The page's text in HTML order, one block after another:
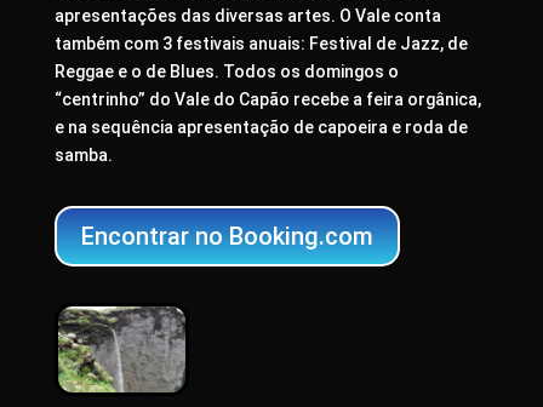
apresentações das diversas artes. O Vale conta
também com 3 festivais anuais: Festival de Jazz, de
Reggae e o de Blues. Todos os domingos o
“centrinho” do Vale do Capão recebe a feira orgânica,
e na sequência apresentação de capoeira e roda de
samba.
Encontrar no Booking.com